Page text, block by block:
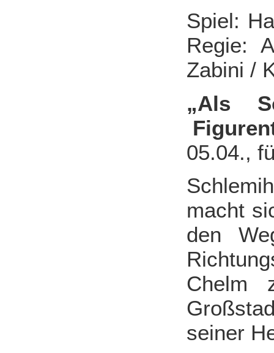
Spiel:
Regie:
Zabini /
„Als
05.04.,
macht
den
Chelm
seiner